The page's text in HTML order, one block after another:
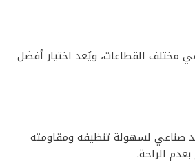
مختلف القطاعات، ويُعد اختيار أفضل
صناعي لسهولة تنظيفه ومقاومته
الراحة.